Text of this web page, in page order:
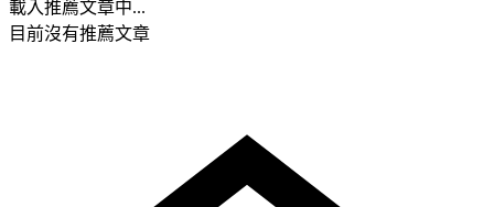
載入推薦文章中...
目前沒有推薦文章